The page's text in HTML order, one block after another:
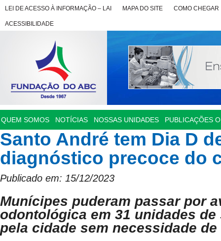
LEI DE ACESSO À INFORMAÇÃO – LAI MAPA DO SITE COMO CHEGAR
ACESSIBILIDADE
QUEM SOMOS NOTÍCIAS NOSSAS UNIDADES PUBLICAÇÕES
Santo André tem Dia D
diagnóstico precoce do
Publicado em: 15/12/2023
Munícipes puderam passar por
odontológica em 31 unidades
pela cidade sem necessidade